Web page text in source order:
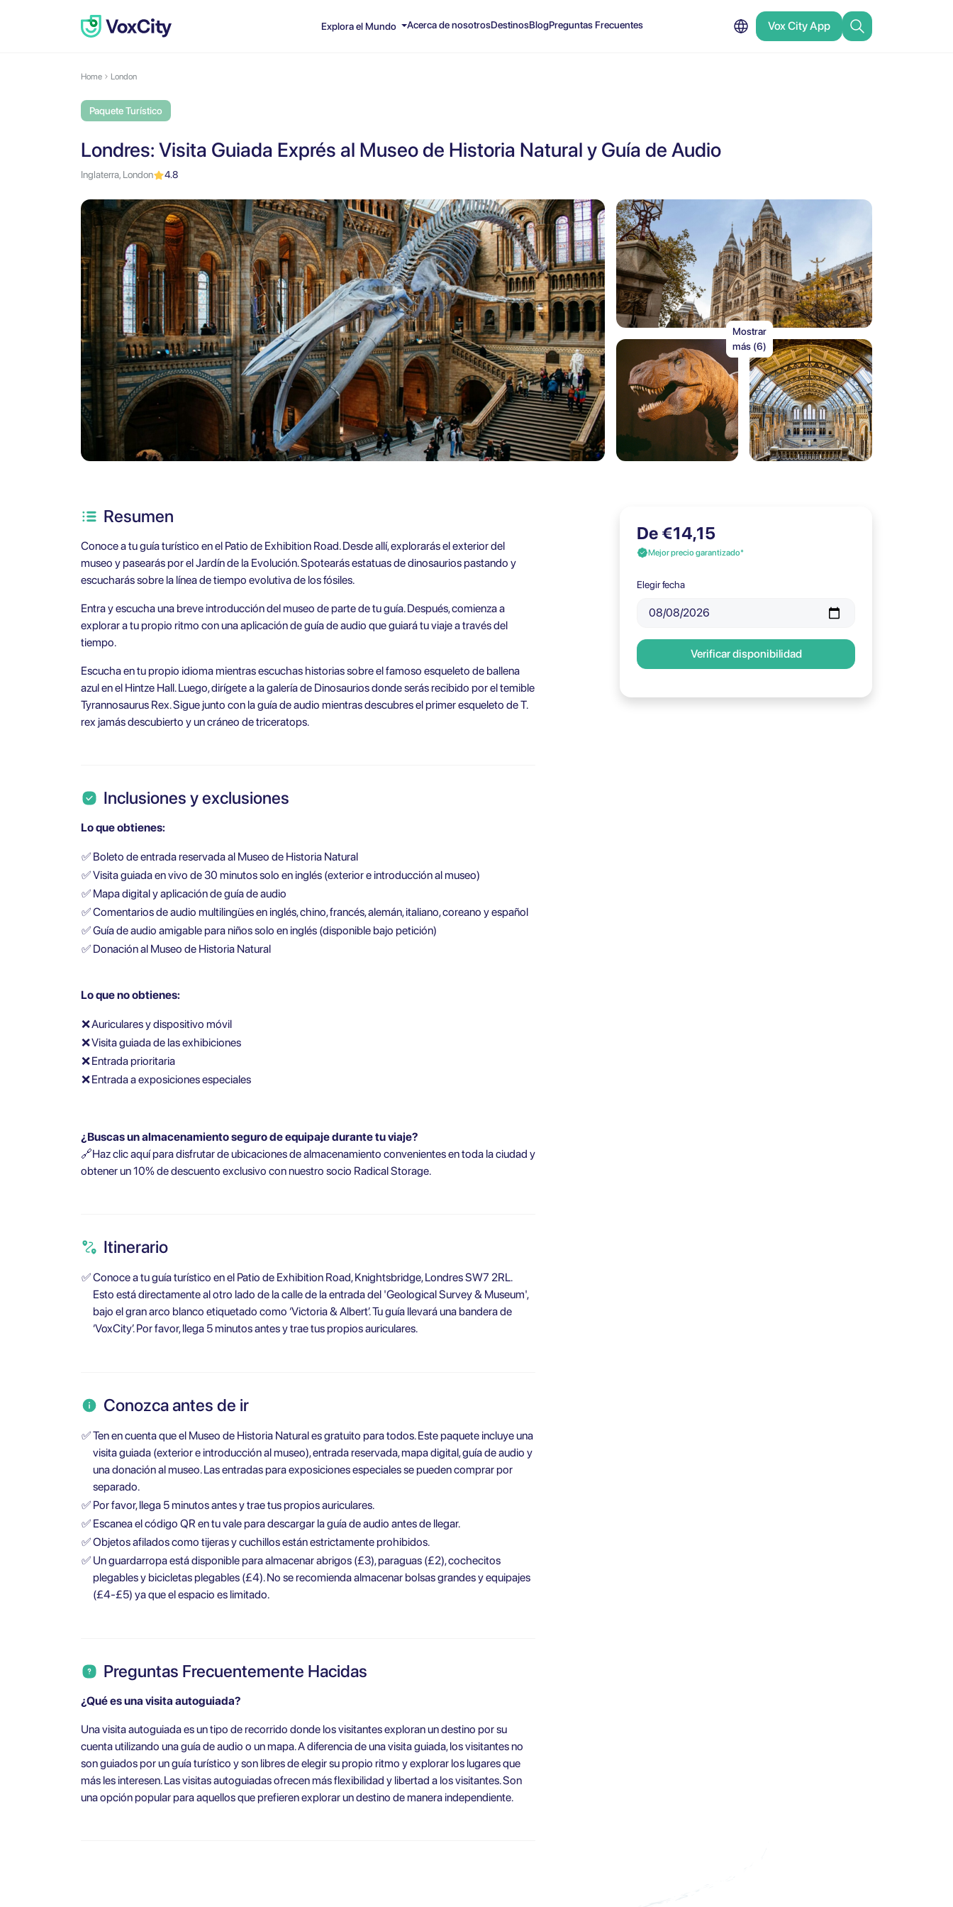
Explora el Mundo Acerca de nosotrosDestinosBlogPreguntas Frecuentes Vox City App
Home London
Paquete Turístico
Londres: Visita Guiada Exprés al Museo de Historia Natural y Guía de Audio
Inglaterra, London 4.8
Mostrar
más (6)
De €14,15
Mejor precio garantizado*
Elegir fecha
Verificar disponibilidad
Resumen
Conoce a tu guía turístico en el Patio de Exhibition Road. Desde allí, explorarás el exterior del
museo y pasearás por el Jardín de la Evolución. Spotearás estatuas de dinosaurios pastando y
escucharás sobre la línea de tiempo evolutiva de los fósiles.
Entra y escucha una breve introducción del museo de parte de tu guía. Después, comienza a
explorar a tu propio ritmo con una aplicación de guía de audio que guiará tu viaje a través del
tiempo.
Escucha en tu propio idioma mientras escuchas historias sobre el famoso esqueleto de ballena
azul en el Hintze Hall. Luego, dirígete a la galería de Dinosaurios donde serás recibido por el temible
Tyrannosaurus Rex. Sigue junto con la guía de audio mientras descubres el primer esqueleto de T.
rex jamás descubierto y un cráneo de triceratops.
Inclusiones y exclusiones
Lo que obtienes:
✅ Boleto de entrada reservada al Museo de Historia Natural
✅Visita guiada en vivo de 30 minutos solo en inglés (exterior e introducción al museo)
✅ Mapa digital y aplicación de guía de audio
✅Comentarios de audio multilingües en inglés, chino, francés, alemán, italiano, coreano y español
✅Guía de audio amigable para niños solo en inglés (disponible bajo petición)
✅ Donación al Museo de Historia Natural
Lo que no obtienes:
❌Auriculares y dispositivo móvil
❌Visita guiada de las exhibiciones
❌Entrada prioritaria
❌Entrada a exposiciones especiales
¿Buscas un almacenamiento seguro de equipaje durante tu viaje?
🔗Haz clic aquí para disfrutar de ubicaciones de almacenamiento convenientes en toda la ciudad y
obtener un 10% de descuento exclusivo con nuestro socio Radical Storage.
Itinerario
✅Conoce a tu guía turístico en el Patio de Exhibition Road, Knightsbridge, Londres SW7 2RL.
Esto está directamente al otro lado de la calle de la entrada del 'Geological Survey & Museum',
bajo el gran arco blanco etiquetado como ‘Victoria & Albert’. Tu guía llevará una bandera de
‘VoxCity’. Por favor, llega 5 minutos antes y trae tus propios auriculares.
Conozca antes de ir
✅Ten en cuenta que el Museo de Historia Natural es gratuito para todos. Este paquete incluye una
visita guiada (exterior e introducción al museo), entrada reservada, mapa digital, guía de audio y
una donación al museo. Las entradas para exposiciones especiales se pueden comprar por
separado.
✅ Por favor, llega 5 minutos antes y trae tus propios auriculares.
✅ Escanea el código QR en tu vale para descargar la guía de audio antes de llegar.
✅Objetos afilados como tijeras y cuchillos están estrictamente prohibidos.
✅ Un guardarropa está disponible para almacenar abrigos (£3), paraguas (£2), cochecitos
plegables y bicicletas plegables (£4). No se recomienda almacenar bolsas grandes y equipajes
(£4-£5) ya que el espacio es limitado.
Preguntas Frecuentemente Hacidas
¿Qué es una visita autoguiada?
Una visita autoguiada es un tipo de recorrido donde los visitantes exploran un destino por su
cuenta utilizando una guía de audio o un mapa. A diferencia de una visita guiada, los visitantes no
son guiados por un guía turístico y son libres de elegir su propio ritmo y explorar los lugares que
más les interesen. Las visitas autoguiadas ofrecen más flexibilidad y libertad a los visitantes. Son
una opción popular para aquellos que prefieren explorar un destino de manera independiente.